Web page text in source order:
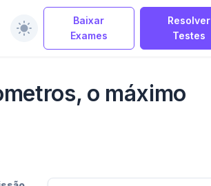
Baixar
Exames
Resolver
Testes
o máximo